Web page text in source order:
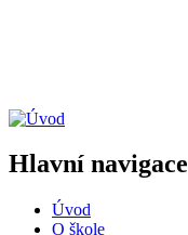
Hlavní navigace
Úvod
O škole